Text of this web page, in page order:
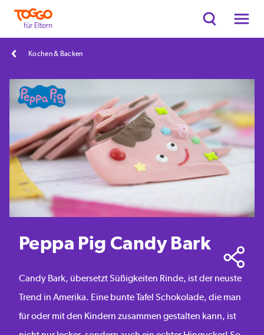
Kochen & Backen
Peppa Pig Candy Bark
Candy Bark, übersetzt Süßigkeiten Rinde, ist der neuste
Trend in Amerika. Eine bunte Tafel Schokolade, die man
für oder mit den Kindern zusammen gestalten kann, ist